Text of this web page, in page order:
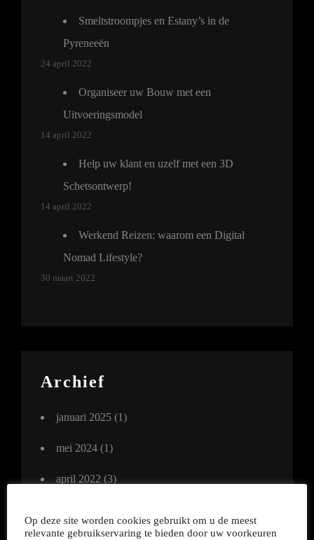
Smeltstroompjes en Estany’s in de
Pyreneeën
24 april 2022
Organiseer uw Bouw met een
Uitvoeringsmodel
14 april 2022
Help uw klant en uzelf met een 3D
Schetsontwerp!
14 april 2022
Werkend Reizen: waarom een Digital
Nomad Lifestyle?
30 maart 2022
Archief
januari 2025 (1)
mei 2024 (1)
april 2022 (3)
Op deze site worden cookies gebruikt om u de meest
relevante gebruikservaring te bieden door uw voorkeuren